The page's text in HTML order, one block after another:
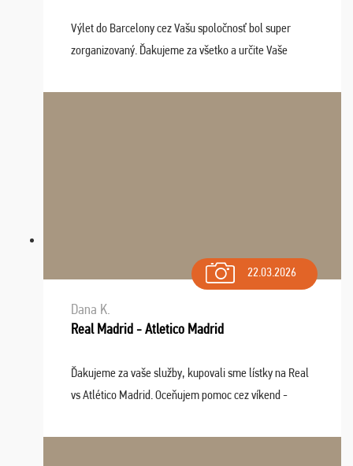
Výlet do Barcelony cez Vašu spoločnosť bol super
zorganizovaný. Ďakujeme za všetko a určite Vaše
22.03.2026
Dana K.
Real Madrid - Atletico Madrid
Ďakujeme za vaše služby, kupovali sme lístky na Real
vs Atlético Madrid. Oceňujem pomoc cez víkend -
spokojnosti. Sedenie bolo dobré, štadión Barnabéu ...